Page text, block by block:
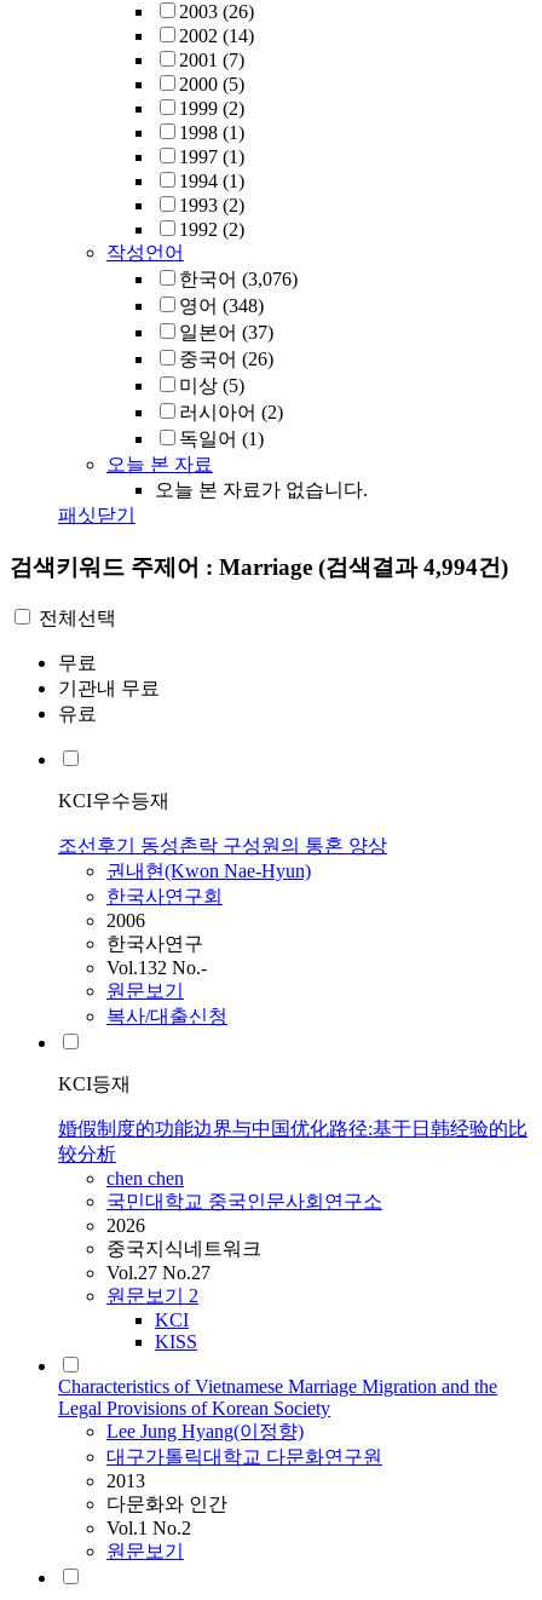
2003 (26)
2002 (14)
2001 (7)
2000 (5)
1999 (2)
1998 (1)
1997 (1)
1994 (1)
1993 (2)
1992 (2)
작성언어
한국어 (3,076)
영어 (348)
일본어 (37)
중국어 (26)
미상 (5)
러시아어 (2)
독일어 (1)
오늘 본 자료
오늘 본 자료가 없습니다.
패싯닫기
검색키워드 주제어 : Marriage (검색결과 4,994건)
전체선택
무료
기관내 무료
유료
KCI우수등재
조선후기 동성촌락 구성원의 통혼 양상
권내현(Kwon Nae-Hyun)
한국사연구회
2006
한국사연구
Vol.132 No.-
원문보기
복사/대출신청
KCI등재
婚假制度的功能边界与中国优化路径:基于日韩经验的比
较分析
chen chen
국민대학교 중국인문사회연구소
2026
중국지식네트워크
Vol.27 No.27
원문보기 2
KCI
KISS
Characteristics of Vietnamese Marriage Migration and the
Legal Provisions of Korean Society
Lee Jung Hyang(이정향)
대구가톨릭대학교 다문화연구원
2013
다문화와 인간
Vol.1 No.2
원문보기